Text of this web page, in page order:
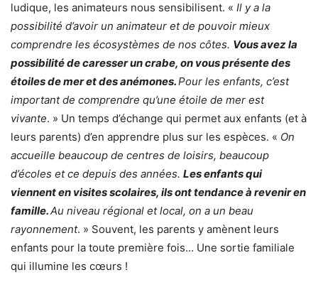
ludique, les animateurs nous sensibilisent. « Il y a la
possibilité d’avoir un animateur et de pouvoir mieux
comprendre les écosystèmes de nos côtes. Vous avez la
possibilité de caresser un crabe, on vous présente des
étoiles de mer et des anémones.Pour les enfants, c’est
important de comprendre qu’une étoile de mer est
vivante. » Un temps d’échange qui permet aux enfants (et à
leurs parents) d’en apprendre plus sur les espèces. « On
accueille beaucoup de centres de loisirs, beaucoup
d’écoles et ce depuis des années. Les enfants qui
viennent en visites scolaires, ils ont tendance à revenir en
famille.Au niveau régional et local, on a un beau
rayonnement. » Souvent, les parents y amènent leurs
enfants pour la toute première fois… Une sortie familiale
qui illumine les cœurs !